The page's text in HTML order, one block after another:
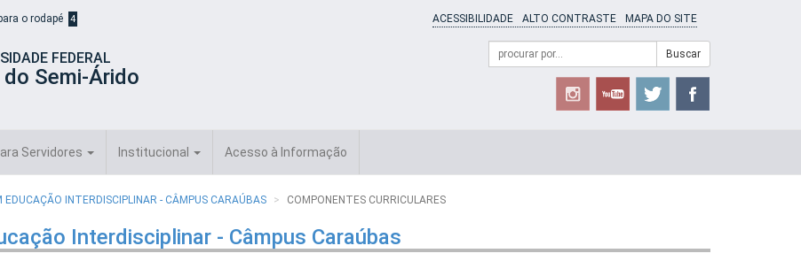
o rodapé 4 ACESSIBILIDADE ALTO CONTRASTE MAPA DO SITE
FEDERAL
do Semi-Árido
Formulário
Campo
de
Buscar
Servidores Institucional Acesso à Informação
EDUCAÇÃO INTERDISCIPLINAR - CÂMPUS CARAÚBAS COMPONENTES CURRICULARES
Interdisciplinar - Câmpus Caraúbas